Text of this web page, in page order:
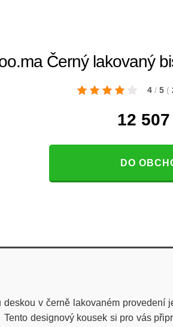
Černý lakovaný
4 / 5 (
12 507
DO
v černě lakovaném provedení
Tento designový kousek si pro vás